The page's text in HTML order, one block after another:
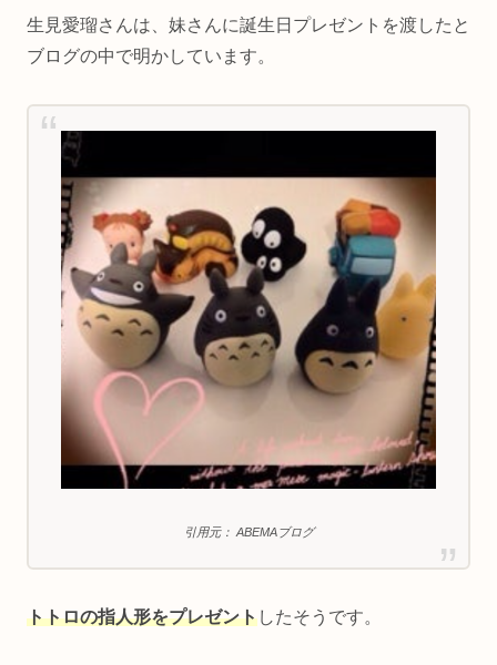
生見愛瑠さんは、妹さんに誕生日プレゼントを渡したと
ブログの中で明かしています。
引用元： ABEMAブログ
トトロの指人形をプレゼントしたそうです。